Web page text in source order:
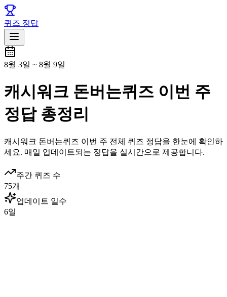
퀴즈 정답
8월 3일 ~ 8월 9일
캐시워크 돈버는퀴즈 이번 주
정답 총정리
캐시워크 돈버는퀴즈 이번 주 전체 퀴즈 정답을 한눈에 확인하
세요. 매일 업데이트되는 정답을 실시간으로 제공합니다.
주간 퀴즈 수
75개
업데이트 일수
6일